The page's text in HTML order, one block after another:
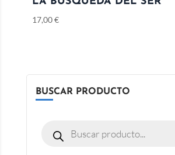
17,00€
BUSCAR PRODUCTO